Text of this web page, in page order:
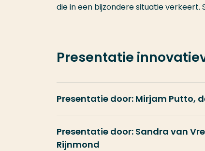
die in een bijzondere situatie
Presentatie
Presentatie door: Mirjam Putto,
Presentatie door: Sandra van
Rijnmond